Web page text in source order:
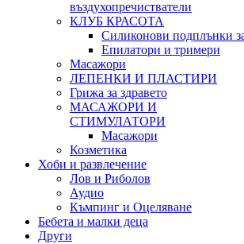
въздухопречистватели
КЛУБ КРАСОТА
Силиконови подплънки
Епилатори и тримери
Масажори
ЛЕПЕНКИ И ПЛАСТИРИ
Грижа за здравето
МАСАЖОРИ И
СТИМУЛАТОРИ
Масажори
Козметика
Хоби и развлечение
Лов и Риболов
Аудио
Къмпинг и Оцеляване
Бебета и малки деца
Други